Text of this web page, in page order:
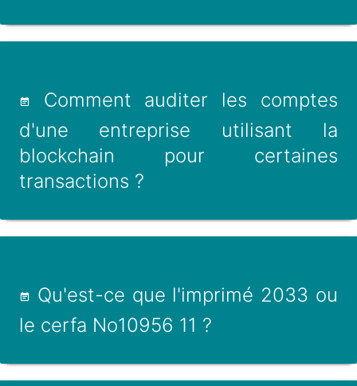
Comment auditer les comptes
d'une entreprise utilisant la
blockchain pour certaines
transactions ?
Qu'est-ce que l'imprimé 2033 ou
le cerfa No10956 11 ?